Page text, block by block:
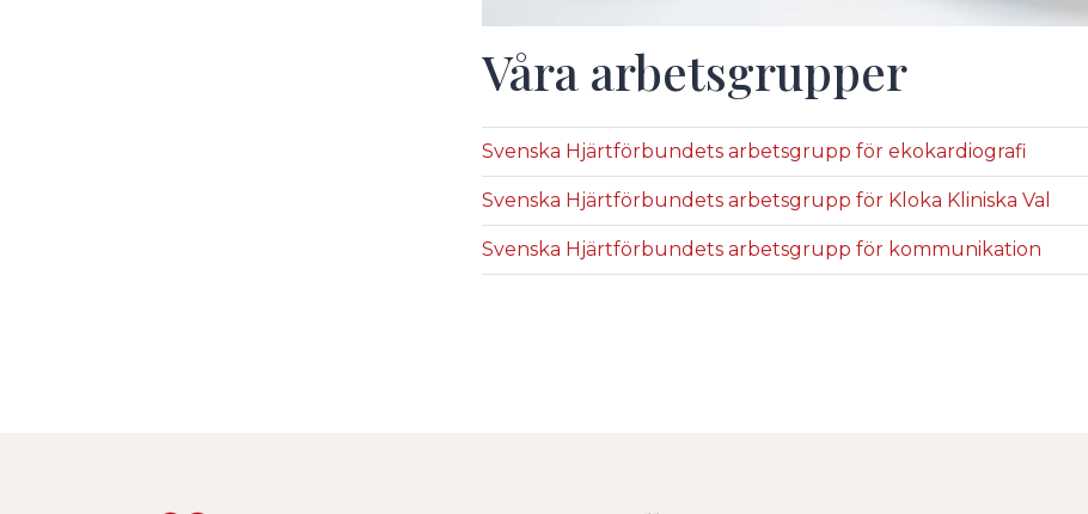
Våra arbetsgrupper
Svenska Hjärtförbundets arbetsgrupp för ekokardiografi
Svenska Hjärtförbundets arbetsgrupp för Kloka Kliniska Val
Svenska Hjärtförbundets arbetsgrupp för kommunikation